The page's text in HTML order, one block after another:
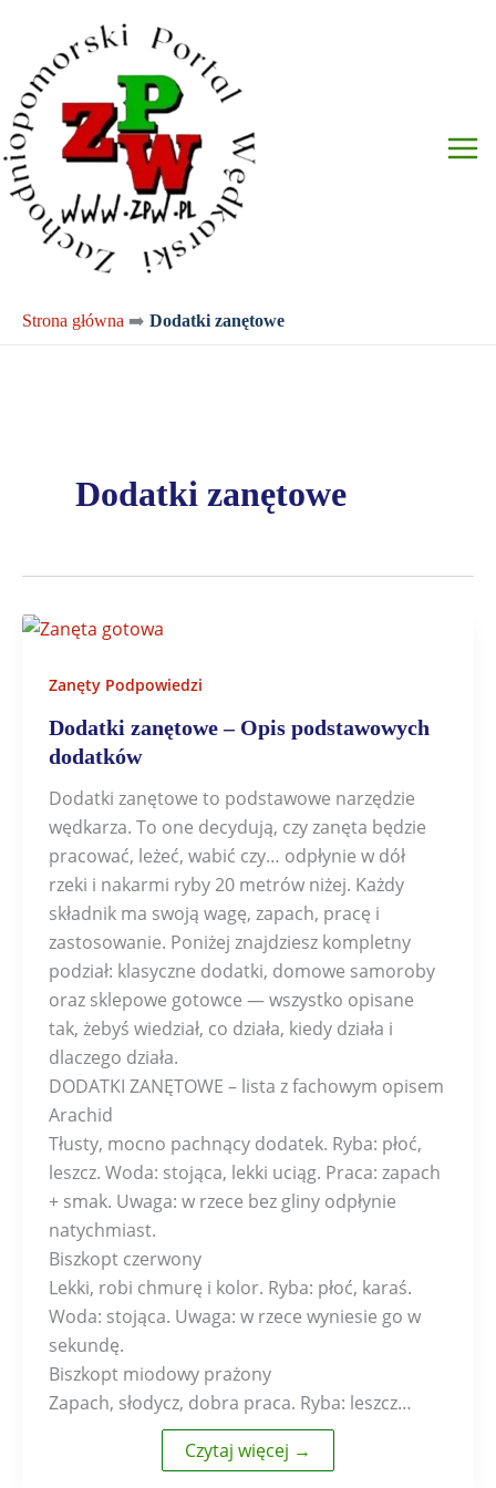
treści
Strona główna ➡️ Dodatki zanętowe
Dodatki zanętowe
Zanęty Podpowiedzi
Dodatki zanętowe – Opis podstawowych
dodatków
Dodatki zanętowe to podstawowe narzędzie
wędkarza. To one decydują, czy zanęta będzie
pracować, leżeć, wabić czy… odpłynie w dół
rzeki i nakarmi ryby 20 metrów niżej. Każdy
składnik ma swoją wagę, zapach, pracę i
zastosowanie. Poniżej znajdziesz kompletny
podział: klasyczne dodatki, domowe samoroby
oraz sklepowe gotowce — wszystko opisane
tak, żebyś wiedział, co działa, kiedy działa i
dlaczego działa.
DODATKI ZANĘTOWE – lista z fachowym opisem
Arachid
Tłusty, mocno pachnący dodatek. Ryba: płoć,
leszcz. Woda: stojąca, lekki uciąg. Praca: zapach
+ smak. Uwaga: w rzece bez gliny odpłynie
natychmiast.
Biszkopt czerwony
Lekki, robi chmurę i kolor. Ryba: płoć, karaś.
Woda: stojąca. Uwaga: w rzece wyniesie go w
sekundę.
Biszkopt miodowy prażony
Zapach, słodycz, dobra praca. Ryba: leszcz…
Czytaj więcej →